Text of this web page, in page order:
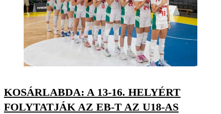
KOSÁRLABDA: A 13-16. HELYÉRT
FOLYTATJÁK AZ EB-T AZ U18-AS